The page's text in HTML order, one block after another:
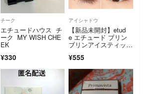
チーク
エチュードハウス チ
ーク MY WISH CHE
EK
¥330
アイシャドウ
【新品未開封】etud
e エチュード ブリン
ブリンアイスティッ
ャドウ 涙袋メイク ベ
ージュ シャンパン
¥555